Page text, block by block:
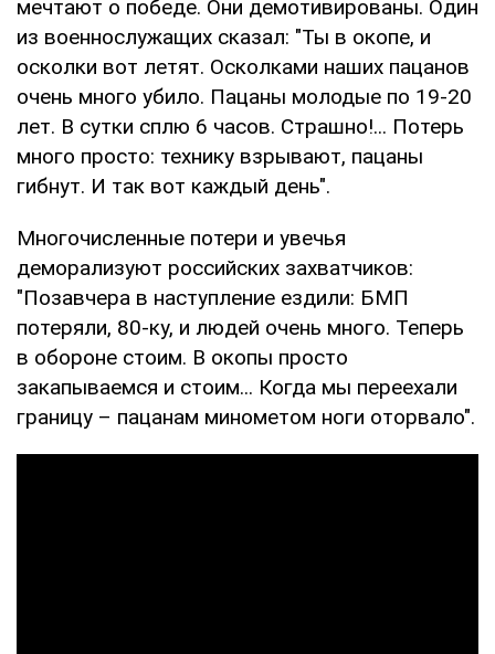
мечтают о победе. Они демотивированы. Один
из военнослужащих сказал: "Ты в окопе, и
осколки вот летят. Осколками наших пацанов
очень много убило. Пацаны молодые по 19-20
лет. В сутки сплю 6 часов. Страшно!... Потерь
много просто: технику взрывают, пацаны
гибнут. И так вот каждый день".
Многочисленные потери и увечья
деморализуют российских захватчиков:
"Позавчера в наступление ездили: БМП
потеряли, 80-ку, и людей очень много. Теперь
в обороне стоим. В окопы просто
закапываемся и стоим... Когда мы переехали
границу – пацанам минометом ноги оторвало".